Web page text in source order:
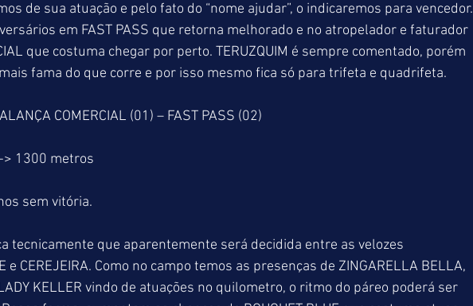
de sua atuação e pelo fato do “nome ajudar”, o indicaremos para vencedor.
em FAST PASS que retorna melhorado e no atropelador e faturador
que costuma chegar por perto. TERUZQUIM é sempre comentado, porém
fama do que corre e por isso mesmo fica só para trifeta e quadrifeta.
COMERCIAL (01) – FAST PASS (02)
> 1300 metros
sem vitória.
tecnicamente que aparentemente será decidida entre as velozes
e CEREJEIRA. Como no campo temos as presenças de ZINGARELLA BELLA,
KELLER vindo de atuações no quilometro, o ritmo do páreo poderá ser